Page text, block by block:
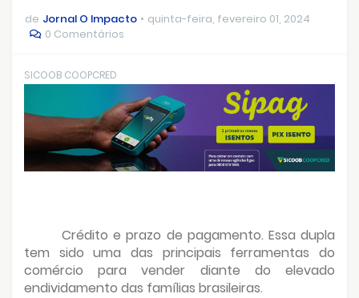
de Jornal O Impacto
quinta-feira, fevereiro 01, 2024
0 Comentários
SICOOB COOPCRED
Crédito e prazo de pagamento. Essa dupla
tem sido uma das principais ferramentas do
comércio para vender diante do elevado
endividamento das famílias brasileiras.